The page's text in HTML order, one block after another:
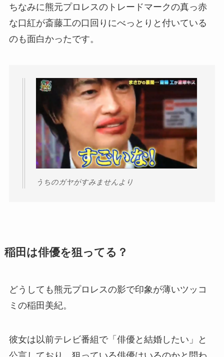
ちなみに熊元プロレスのトレードマークの真っ赤
な口紅が斎藤工の口回りにべっとりと付いている
のも面白かったです。
うちのガヤがすみませんより
稲田は俳優を狙ってる？
どうしても熊元プロレスの影で印象が薄いツッコ
ミの稲田美紀。
彼女は以前テレビ番組で「俳優と結婚したい」と